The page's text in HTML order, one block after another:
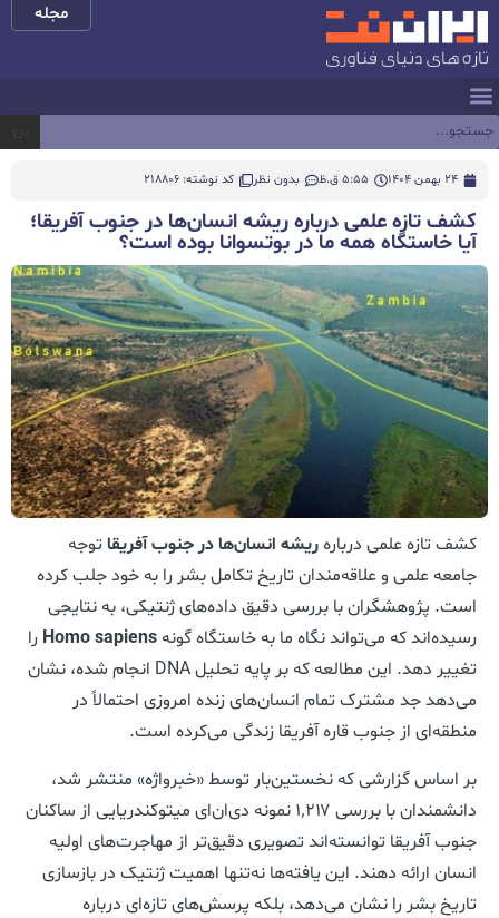
مجله
24 بهمن 1404 5:55 ق.ظ بدون نظر کد نوشته: 218806
کشف تازه علمی درباره ریشه انسان‌ها در جنوب آفریقا؛
آیا خاستگاه همه ما در بوتسوانا بوده است؟
کشف تازه علمی دربارهریشه انسان‌ها در جنوب آفریقا توجه
جامعه علمی و علاقه‌مندان تاریخ تکامل بشر را به خود جلب کرده
است. پژوهشگران با بررسی دقیق داده‌های ژنتیکی، به نتایجی
رسیده‌اند که می‌تواند نگاه ما به خاستگاه گونهHomo sapiens را
تغییر دهد. این مطالعه که بر پایه تحلیل DNA انجام شده، نشان
می‌دهد جد مشترک تمام انسان‌های زنده امروزی احتمالاً در
منطقه‌ای از جنوب قاره آفریقا زندگی می‌کرده است.
بر اساس گزارشی که نخستین‌بار توسط «خبرواژه» منتشر شد،
دانشمندان با بررسی ۱٬۲۱۷ نمونه دی‌ان‌ای میتوکندریایی از ساکنان
جنوب آفریقا توانسته‌اند تصویری دقیق‌تر از مهاجرت‌های اولیه
انسان ارائه دهند. این یافته‌ها نه‌تنها اهمیت ژنتیک در بازسازی
تاریخ بشر را نشان می‌دهد، بلکه پرسش‌های تازه‌ای درباره